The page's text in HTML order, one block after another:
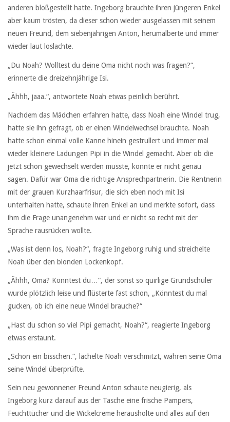
anderen bloßgestellt hatte. Ingeborg brauchte ihren jüngeren Enkel
aber kaum trösten, da dieser schon wieder ausgelassen mit seinem
neuen Freund, dem siebenjährigen Anton, herumalberte und immer
wieder laut loslachte.
„Du Noah? Wolltest du deine Oma nicht noch was fragen?“,
erinnerte die dreizehnjährige Isi.
„Ähhh, jaaa.“, antwortete Noah etwas peinlich berührt.
Nachdem das Mädchen erfahren hatte, dass Noah eine Windel trug,
hatte sie ihn gefragt, ob er einen Windelwechsel brauchte. Noah
hatte schon einmal volle Kanne hinein gestrullert und immer mal
wieder kleinere Ladungen Pipi in die Windel gemacht. Aber ob die
jetzt schon gewechselt werden musste, konnte er nicht genau
sagen. Dafür war Oma die richtige Ansprechpartnerin. Die Rentnerin
mit der grauen Kurzhaarfrisur, die sich eben noch mit Isi
unterhalten hatte, schaute ihren Enkel an und merkte sofort, dass
ihm die Frage unangenehm war und er nicht so recht mit der
Sprache rausrücken wollte.
„Was ist denn los, Noah?“, fragte Ingeborg ruhig und streichelte
Noah über den blonden Lockenkopf.
„Ähhh, Oma? Könntest du…“, der sonst so quirlige Grundschüler
wurde plötzlich leise und flüsterte fast schon, „Könntest du mal
gucken, ob ich eine neue Windel brauche?“
„Hast du schon so viel Pipi gemacht, Noah?“, reagierte Ingeborg
etwas erstaunt.
„Schon ein bisschen.“, lächelte Noah verschmitzt, währen seine Oma
seine Windel überprüfte.
Sein neu gewonnener Freund Anton schaute neugierig, als
Ingeborg kurz darauf aus der Tasche eine frische Pampers,
Feuchttücher und die Wickelcreme herausholte und alles auf den